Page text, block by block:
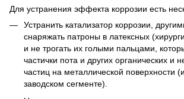
Для устранения эффекта коррозии есть
Устранить катализатор коррозии,
снаряжать патроны в латексных
и не трогать их голыми пальцами,
частички пота и других органических и
частиц на металлической поверхности
заводском сегменте).